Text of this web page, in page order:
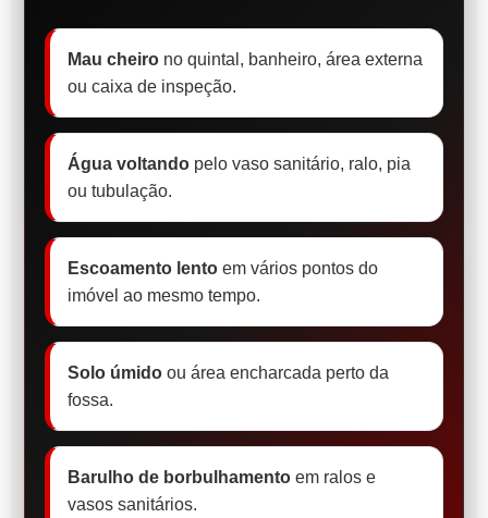
Mau cheiro no quintal, banheiro, área externa
ou caixa de inspeção.
Água voltando pelo vaso sanitário, ralo, pia
ou tubulação.
Escoamento lento em vários pontos do
imóvel ao mesmo tempo.
Solo úmido ou área encharcada perto da
fossa.
Barulho de borbulhamento em ralos e
vasos sanitários.